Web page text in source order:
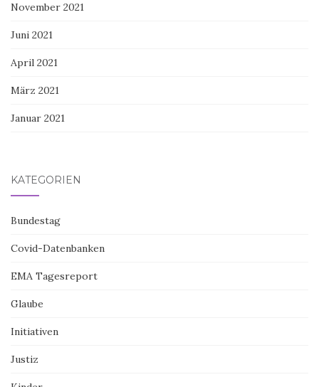
November 2021
Juni 2021
April 2021
März 2021
Januar 2021
KATEGORIEN
Bundestag
Covid-Datenbanken
EMA Tagesreport
Glaube
Initiativen
Justiz